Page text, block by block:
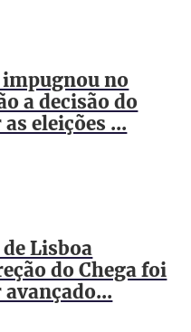
impugnou no
a decisão do
eleições ...
Lisboa
do Chega foi